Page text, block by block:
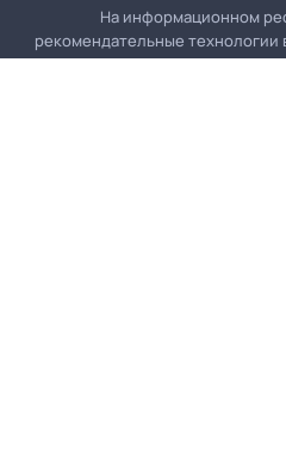
На информационном
рекомендательные технологии